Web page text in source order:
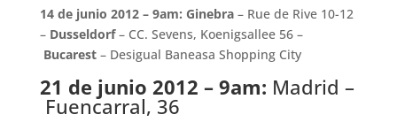
14 de junio 2012 – 9am: Ginebra– Rue de Rive 10-12
– Dusseldorf– CC. Sevens, Koenigsallee 56 –
Bucarest– Desigual Baneasa Shopping City
21 de junio 2012 – 9am: Madrid –
Fuencarral, 36